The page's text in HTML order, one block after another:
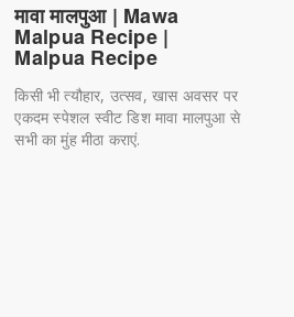
मावा मालपुआ | Mawa
Malpua Recipe |
Malpua Recipe
किसी भी त्यौहार, उत्सव, खास अवसर पर
एकदम स्पेशल स्वीट डिश मावा मालपुआ से
सभी का मुंह मीठा कराएं.